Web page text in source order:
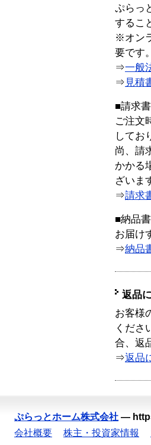
ぷらっ
するこ
※オン
要です。
⇒一般
⇒ 見積
■請求
ご注文
してお
尚、請
かかる
ざいま
⇒請求
■納品
お届け
⇒納品
返品
お客様
くださ
合、返
⇒返品
ぷらっとホーム株式会社 —
会社概要
株主・投資家情報